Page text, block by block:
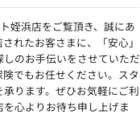
姪浜店をご覧頂き、誠にあ
れたお客さまに、「安心」
のお手伝いをさせていただ
でもお任せください。スタ
ります。ぜひお気軽にご利
心よりお待ち申し上げま